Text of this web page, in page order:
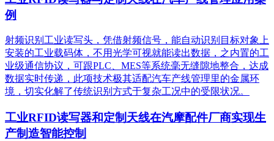
例
射频识别工业读写头，凭借射频信号，能自动识别目标对象上
安装的工业载码体，不用光学可视就能读出数据，之内置的工
业级通信协议，可跟PLC、MES等系统毫无缝隙地整合，达成
数据实时传递，此项技术极其适配汽车产线管理里的金属环
境，切实化解了传统识别方式于复杂工况中的受限状况。
工业RFID读写器和定制天线在汽摩配件厂商实现生
产制造智能控制